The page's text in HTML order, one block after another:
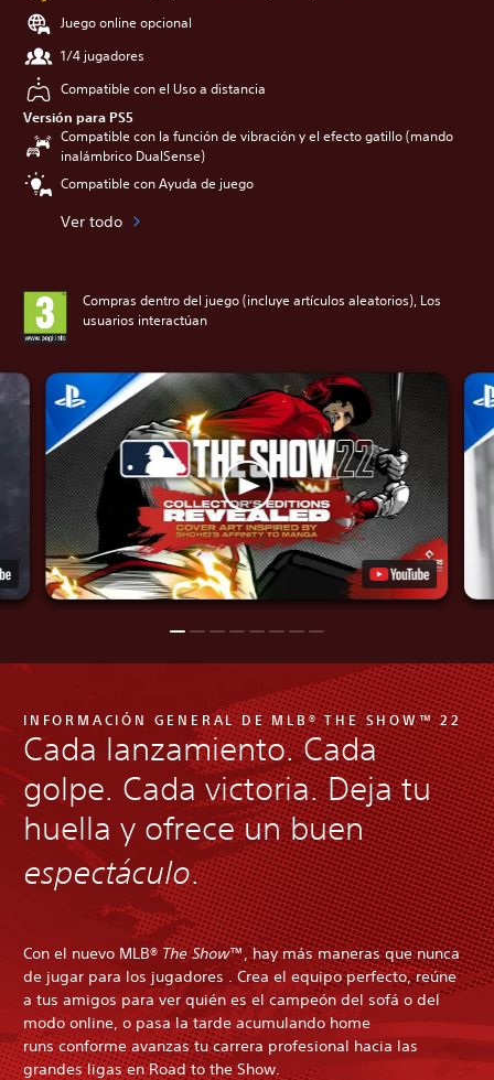
Juego online opcional
1/4 jugadores
Compatible con el Uso a distancia
Versión para PS5
Compatible con la función de vibración y el efecto gatillo (mando
inalámbrico DualSense)
Compatible con Ayuda de juego
Ver todo
Compras dentro del juego (incluye artículos aleatorios), Los
usuarios interactúan
INFORMACIÓN GENERAL DE MLB® THE SHOW™ 22
Cada lanzamiento. Cada
golpe. Cada victoria. Deja tu
huella y ofrece un buen
espectáculo.
Con el nuevo MLB®The Show™, hay más maneras que nunca
de jugar para los jugadores . Crea el equipo perfecto, reúne
a tus amigos para ver quién es el campeón del sofá o del
modo online, o pasa la tarde acumulando home
runs conforme avanzas tu carrera profesional hacia las
grandes ligas en Road to the Show.